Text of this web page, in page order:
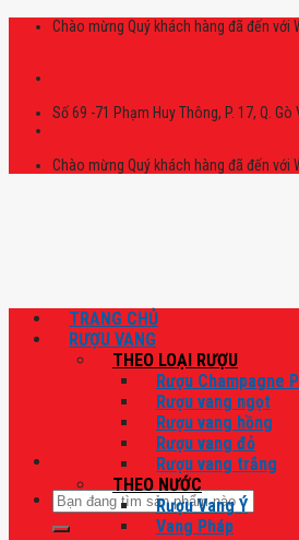
Skip
Chào mừng Quý khách hàng đã đến với
Số 69 -71 Phạm Huy Thông, P. 17, Q. Gò
Chào mừng Quý khách hàng đã đến với
Tìm
kiếm:
TRANG CHỦ
RƯỢU VANG
THEO LOẠI RƯỢU
Rượu Champagne
Rượu vang ngọt
Rượu vang hồng
Rượu vang đỏ
Rượu vang trắng
THEO NƯỚC
Rượu Vang Ý
Vang Pháp